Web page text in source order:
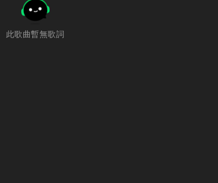
此歌曲暫無歌詞